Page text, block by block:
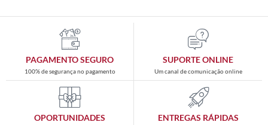
PAGAMENTO SEGURO
100% de segurança no pagamento
SUPORTE ONLINE
Um canal de comunicação online
OPORTUNIDADES ENTREGAS RÁPIDAS